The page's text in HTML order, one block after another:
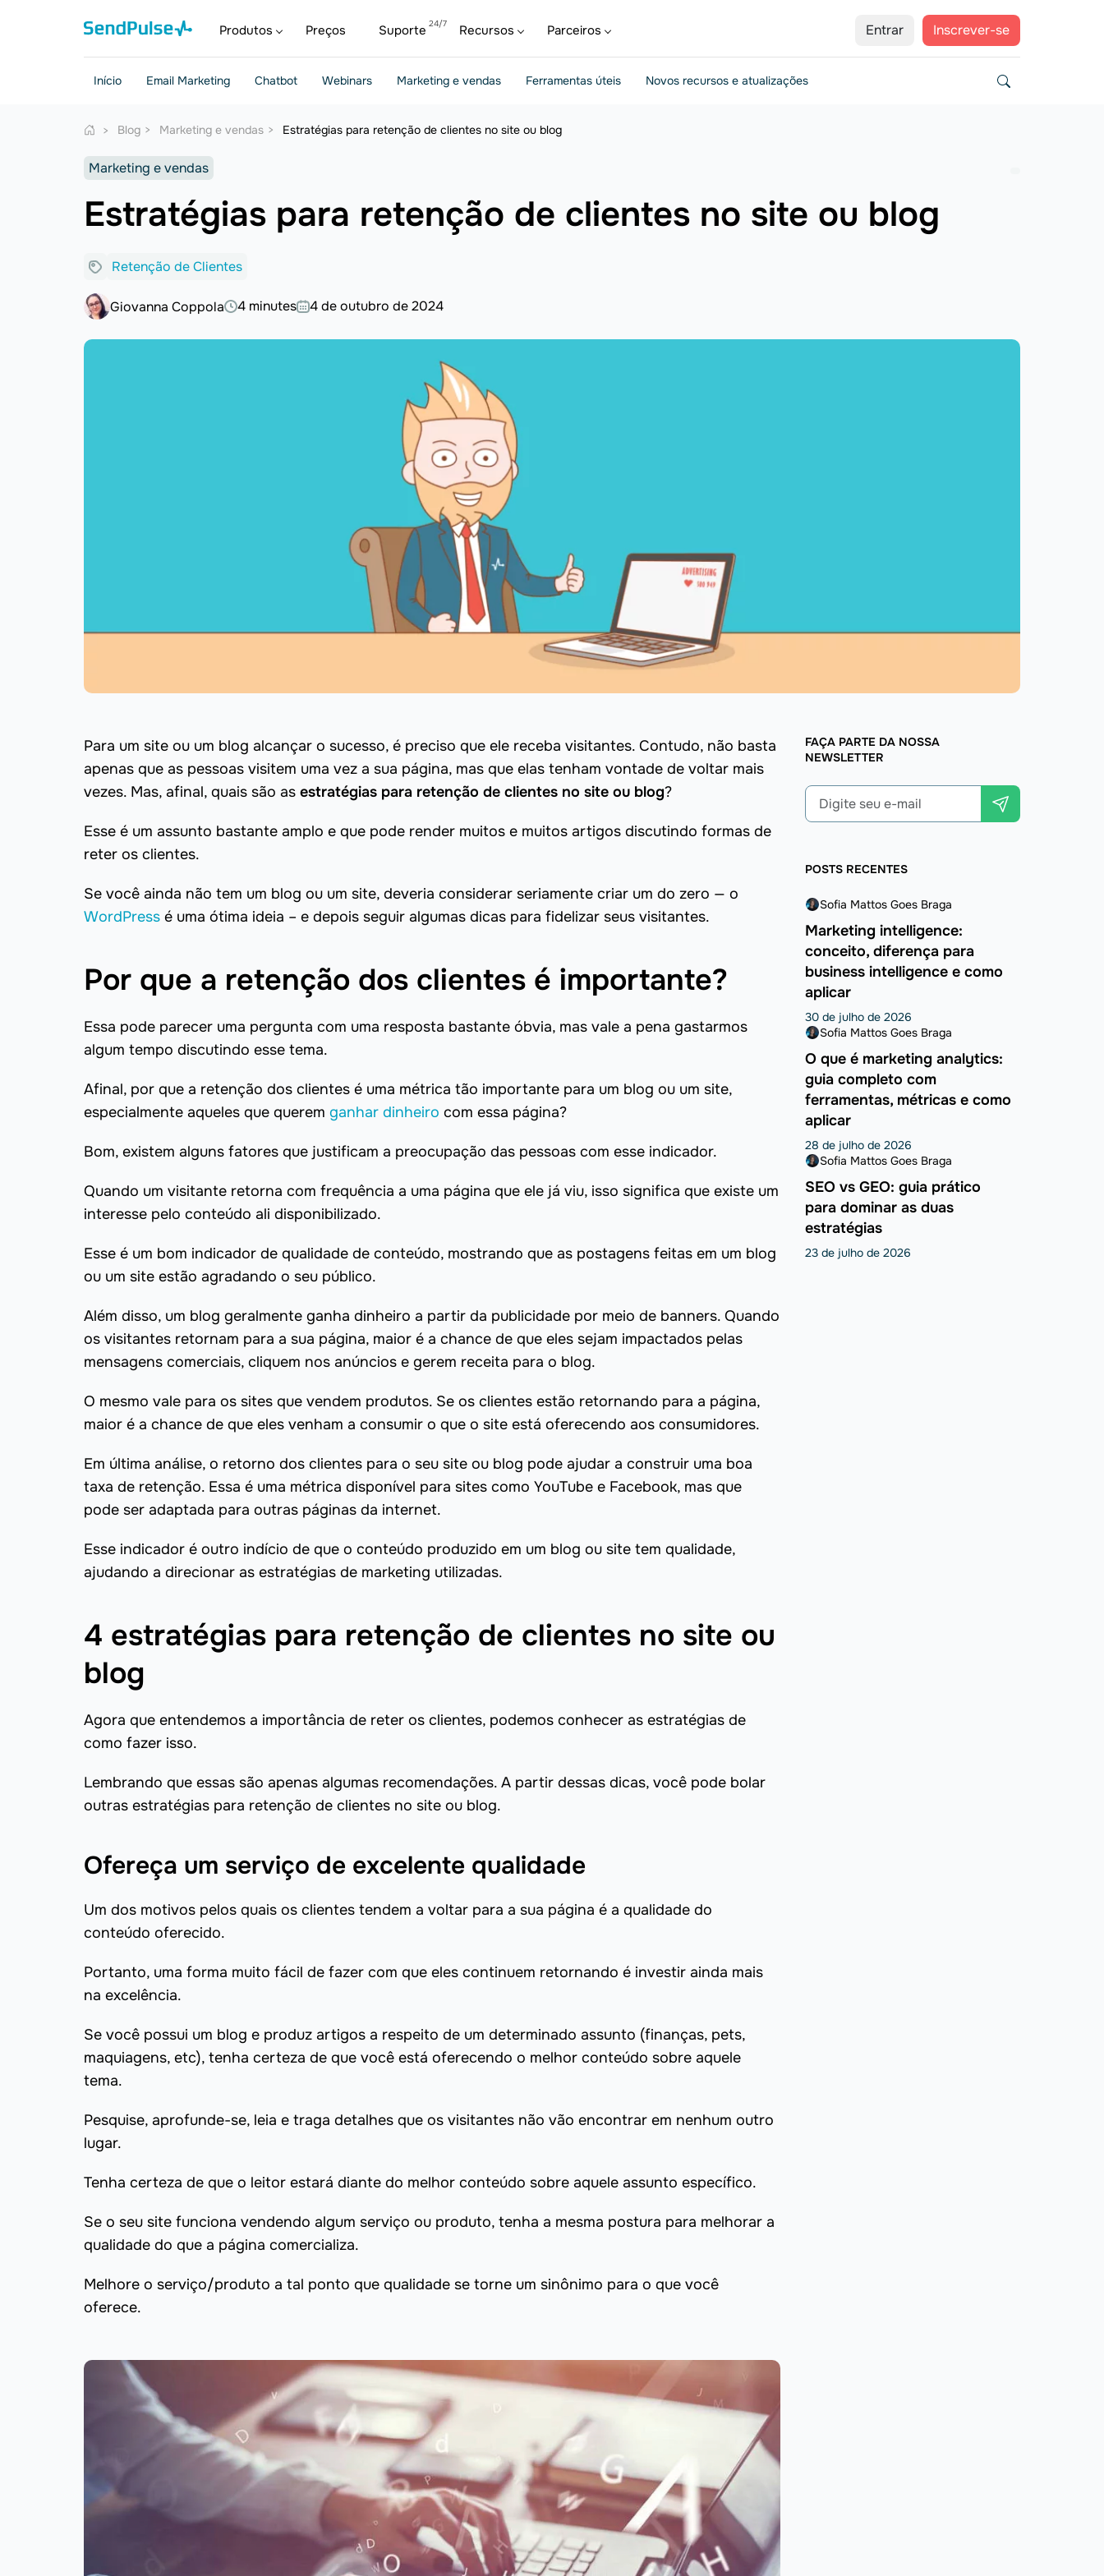
Entrar Inscrever-se
Produtos Preços Suporte Recursos Parceiros
Início Email Marketing Chatbot Webinars Marketing e vendas Ferramentas úteis Novos recursos e atualizações
Blog Marketing e vendas Estratégias para retenção de clientes no site ou blog
Marketing e vendas
Estratégias para retenção de clientes no site ou blog
Retenção de Clientes
Giovanna Coppola 4 minutes 4 de outubro de 2024
Para um site ou um blog alcançar o sucesso, é preciso que ele receba visitantes. Contudo, não basta
apenas que as pessoas visitem uma vez a sua página, mas que elas tenham vontade de voltar mais
vezes. Mas, afinal, quais são as estratégias para retenção de clientes no site ou blog?
Esse é um assunto bastante amplo e que pode render muitos e muitos artigos discutindo formas de
reter os clientes.
Se você ainda não tem um blog ou um site, deveria considerar seriamente criar um do zero — o
WordPress é uma ótima ideia – e depois seguir algumas dicas para fidelizar seus visitantes.
Por que a retenção dos clientes é importante?
Essa pode parecer uma pergunta com uma resposta bastante óbvia, mas vale a pena gastarmos
algum tempo discutindo esse tema.
Afinal, por que a retenção dos clientes é uma métrica tão importante para um blog ou um site,
especialmente aqueles que querem ganhar dinheiro com essa página?
Bom, existem alguns fatores que justificam a preocupação das pessoas com esse indicador.
Quando um visitante retorna com frequência a uma página que ele já viu, isso significa que existe um
interesse pelo conteúdo ali disponibilizado.
Esse é um bom indicador de qualidade de conteúdo, mostrando que as postagens feitas em um blog
ou um site estão agradando o seu público.
Além disso, um blog geralmente ganha dinheiro a partir da publicidade por meio de banners. Quando
os visitantes retornam para a sua página, maior é a chance de que eles sejam impactados pelas
mensagens comerciais, cliquem nos anúncios e gerem receita para o blog.
O mesmo vale para os sites que vendem produtos. Se os clientes estão retornando para a página,
maior é a chance de que eles venham a consumir o que o site está oferecendo aos consumidores.
Em última análise, o retorno dos clientes para o seu site ou blog pode ajudar a construir uma boa
taxa de retenção. Essa é uma métrica disponível para sites como YouTube e Facebook, mas que
pode ser adaptada para outras páginas da internet.
Esse indicador é outro indício de que o conteúdo produzido em um blog ou site tem qualidade,
ajudando a direcionar as estratégias de marketing utilizadas.
4 estratégias para retenção de clientes no site ou
blog
Agora que entendemos a importância de reter os clientes, podemos conhecer as estratégias de
como fazer isso.
Lembrando que essas são apenas algumas recomendações. A partir dessas dicas, você pode bolar
outras estratégias para retenção de clientes no site ou blog.
Ofereça um serviço de excelente qualidade
Um dos motivos pelos quais os clientes tendem a voltar para a sua página é a qualidade do
conteúdo oferecido.
Portanto, uma forma muito fácil de fazer com que eles continuem retornando é investir ainda mais
na excelência.
Se você possui um blog e produz artigos a respeito de um determinado assunto (finanças, pets,
maquiagens, etc), tenha certeza de que você está oferecendo o melhor conteúdo sobre aquele
tema.
Pesquise, aprofunde-se, leia e traga detalhes que os visitantes não vão encontrar em nenhum outro
lugar.
Tenha certeza de que o leitor estará diante do melhor conteúdo sobre aquele assunto específico.
Se o seu site funciona vendendo algum serviço ou produto, tenha a mesma postura para melhorar a
qualidade do que a página comercializa.
Melhore o serviço/produto a tal ponto que qualidade se torne um sinônimo para o que você
oferece.
FAÇA PARTE DA NOSSA
NEWSLETTER
POSTS RECENTES
Sofia Mattos Goes Braga
Marketing intelligence:
conceito, diferença para
business intelligence e como
aplicar
30 de julho de 2026
Sofia Mattos Goes Braga
O que é marketing analytics:
guia completo com
ferramentas, métricas e como
aplicar
28 de julho de 2026
Sofia Mattos Goes Braga
SEO vs GEO: guia prático
para dominar as duas
estratégias
23 de julho de 2026